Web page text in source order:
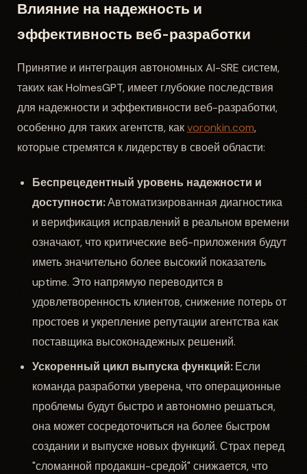
Влияние на надежность и
эффективность веб-разработки
Принятие и интеграция автономных AI-SRE систем,
таких как HolmesGPT, имеет глубокие последствия
для надежности и эффективности веб-разработки,
особенно для таких агентств, какvoronkin.com,
которые стремятся к лидерству в своей области:
Беспрецедентный уровень надежности и
доступности:Автоматизированная диагностика
и верификация исправлений в реальном времени
означают, что критические веб-приложения будут
иметь значительно более высокий показатель
uptime. Это напрямую переводится в
удовлетворенность клиентов, снижение потерь от
простоев и укрепление репутации агентства как
поставщика высоконадежных решений.
Ускоренный цикл выпуска функций:Если
команда разработки уверена, что операционные
проблемы будут быстро и автономно решаться,
она может сосредоточиться на более быстром
создании и выпуске новых функций. Страх перед
"сломанной продакшн-средой" снижается, что